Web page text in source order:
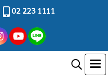
02 223 1111